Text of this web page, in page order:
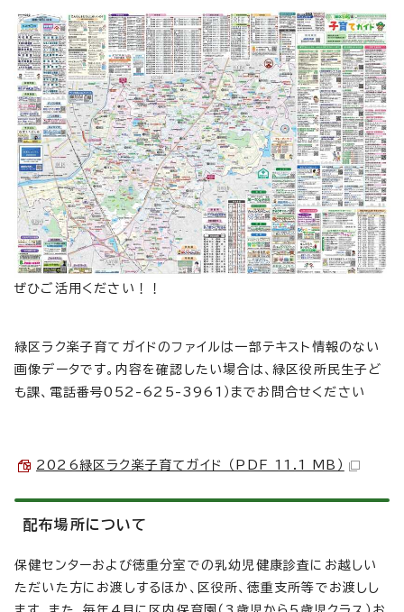
ぜひご活用ください！！
緑区ラク楽子育てガイドのファイルは一部テキスト情報のない
画像データです。内容を確認したい場合は、緑区役所民生子ど
も課、電話番号052-625-3961）までお問合せください
2026緑区ラク楽子育てガイド （PDF 11.1 MB）
配布場所について
保健センターおよび徳重分室での乳幼児健康診査にお越しい
ただいた方にお渡しするほか、区役所、徳重支所等でお渡しし